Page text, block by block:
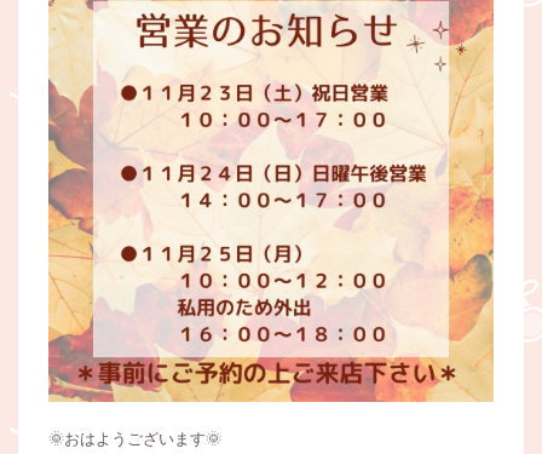
🌞おはようございます🌞